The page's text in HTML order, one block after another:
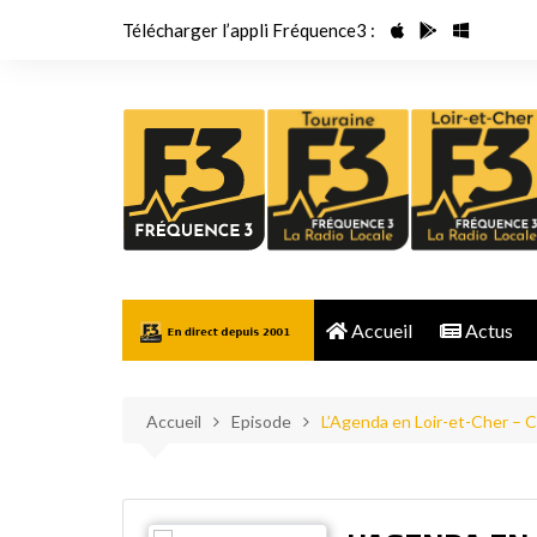
Télécharger l’appli Fréquence3 :
Accueil Actus
Accueil Episode L’Agenda en Loir-et-Cher –